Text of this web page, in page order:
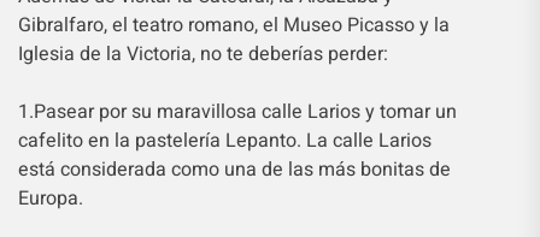
Gibralfaro, el teatro romano, el Museo Picasso y la
Iglesia de la Victoria, no te deberías perder:
1.Pasear por su maravillosa calle Larios y tomar un
cafelito en la pastelería Lepanto. La calle Larios
está considerada como una de las más bonitas de
Europa.